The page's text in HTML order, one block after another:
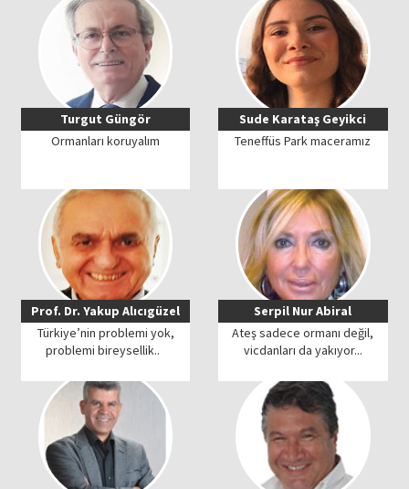
Turgut Güngör
Ormanları koruyalım
Sude Karataş Geyikci
Teneffüs Park maceramız
Prof. Dr. Yakup Alıcıgüzel
Türkiye’nin problemi yok,
problemi bireysellik..
Serpil Nur Abiral
Ateş sadece ormanı değil,
vicdanları da yakıyor...